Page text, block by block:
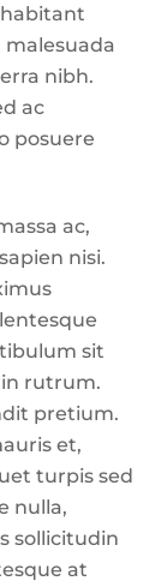
nibh.
ac
posuere
ac,
nisi.
sit
rutrum.
pretium.
et,
turpis sed
nulla,
sollicitudin
at